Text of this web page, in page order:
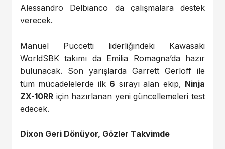
Alessandro Delbianco da çalışmalara destek
verecek.
Manuel Puccetti liderliğindeki Kawasaki
WorldSBK takımı da Emilia Romagna’da hazır
bulunacak. Son yarışlarda Garrett Gerloff ile
tüm mücadelelerde ilk 6 sırayı alan ekip, Ninja
ZX-10RR için hazırlanan yeni güncellemeleri test
edecek.
Dixon Geri Dönüyor, Gözler Takvimde